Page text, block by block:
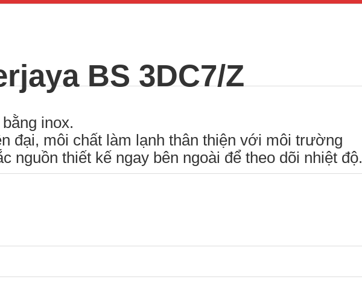
BS 3DC7/Z
inox.
đại, môi chất làm lạnh thân thiện với môi trường
nguồn thiết kế ngay bên ngoài để theo dõi nhiệt độ.